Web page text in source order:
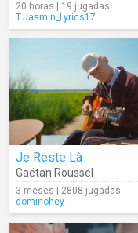
20 horas | 19 jugadas
T.Jasmin_Lyrics17
Je Reste Là
Gaëtan Roussel
3 meses | 2808 jugadas
dominohey